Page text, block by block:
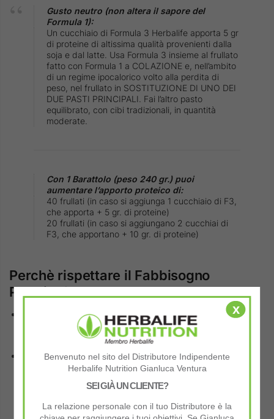
x
Benvenuto nel sito del Distributore Indipendente
Herbalife Nutrition Gianluca Ventura
SEI GIÀ UN CLIENTE?
La relazione personale con il tuo Distributore è la
Gusto neutro (non altera il sapore del
Formula 1):
Un cucchiaio di Formula 3 Herbalife apporta 5 gr
di proteine di altissima qualità provenienti dalla
soja e dal latte. Usa Formula 3 insieme al frullato
fatto con Formula 1 a COLAZIONE e, nell’ambito
di un regime ipocalorico volto alla perdita di
peso, nel frullato in SOSTITUZIONE DI UNO DEI
DUE PASTI PRINCIPALI. Fai l’altro pasto
equilibrato, con cibi tradizionali, in quantità
moderate.
Con 1 Barattolo (peso 240 gr.) puoi
aumentare l’apporto proteico di:
40 frullati (in caso si aggiunga 1 cucchiaio di F3,
che apporta + 5 gr. di proteine)
20 frullati (in caso si aggiungano 2 cucchiai di
F3, che apportano + 10 gr. di proteine)
Perchè rispettare il Fabbisogno
Proteico?
Usando Formula 1 fornisci proteine di qualità al tuo
organismo. In base alla tua corporatura però, potresti aver
bisogno di più proteine…
Ad esempio, una persona che ha uno stile di vita attivo avrà
una maggiore necessità di proteine rispetto a una persona
sedentaria. Così una persona che ha una muscolatura più
attività fisica